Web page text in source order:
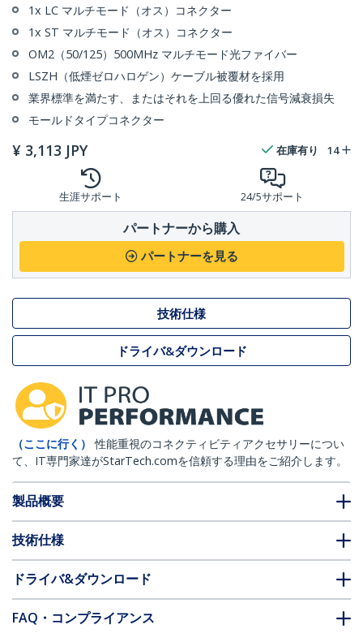
1x LC マルチモード（オス）コネクター
1x ST マルチモード（オス）コネクター
OM2（50/125）500MHz マルチモード光ファイバー
LSZH（低煙ゼロハロゲン）ケーブル被覆材を採用
業界標準を満たす、またはそれを上回る優れた信号減衰損失
モールドタイプコネクター
¥ 3,113 JPY 在庫有り 14
生涯サポート 24/5サポート
パートナーから購入
パートナーを見る
技術仕様
ドライバ&ダウンロード
（ここに行く）
性能重視のコネクティビティアクセサリーについ
て、IT専門家達がStarTech.comを信頼する理由をご紹介します。
製品概要
技術仕様
ドライバ&ダウンロード
FAQ・コンプライアンス